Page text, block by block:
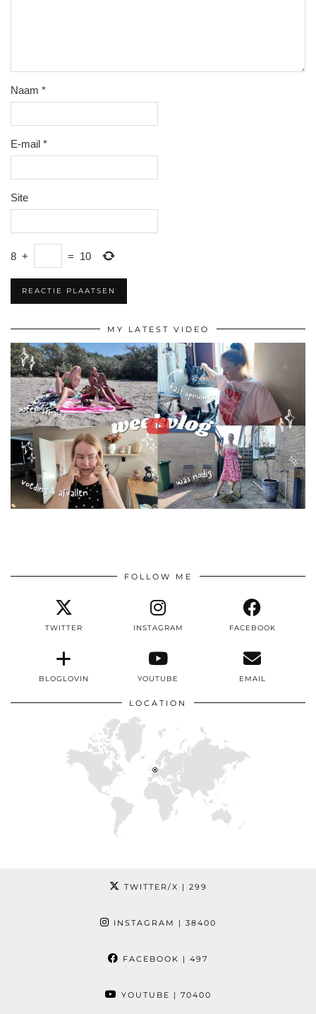
Naam *
E-mail *
Site
8 + = 10
MY LATEST VIDEO
FOLLOW ME
TWITTER INSTAGRAM FACEBOOK
BLOGLOVIN YOUTUBE EMAIL
LOCATION
TWITTER/X | 299
INSTAGRAM | 38400
FACEBOOK | 497
YOUTUBE | 70400